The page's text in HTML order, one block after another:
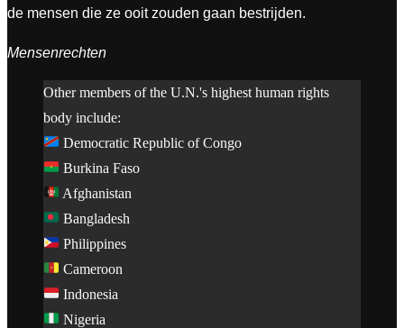
de mensen die ze ooit zouden gaan bestrijden.
Mensenrechten
Other members of the U.N.'s highest human rights
body include:
Democratic Republic of Congo
Burkina Faso
Afghanistan
Bangladesh
Philippines
Cameroon
Indonesia
Nigeria